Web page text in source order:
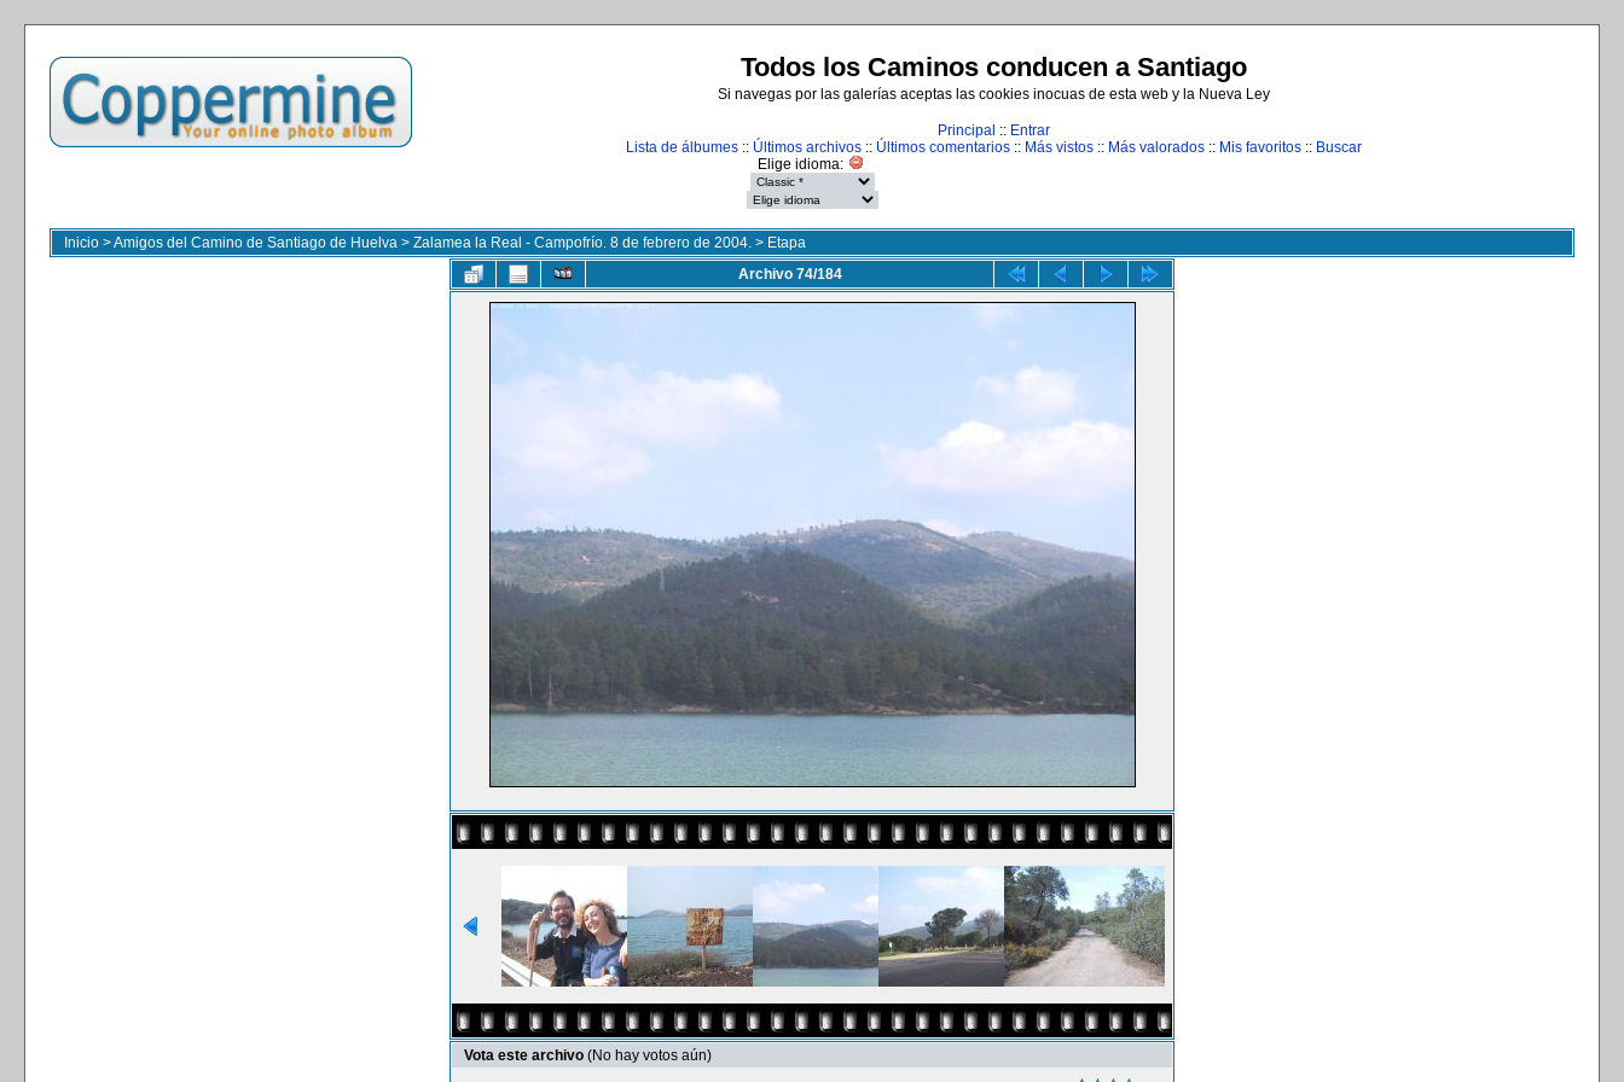
Todos los Caminos conducen a Santiago
Si navegas por las galerías aceptas las cookies inocuas de esta web y la Nueva Ley
Principal :: Entrar
Lista de álbumes:: Últimos archivos:: Últimos comentarios:: Más vistos:: Más valorados:: Mis favoritos:: Buscar
Elige idioma:
Inicio >Amigos del Camino de Santiago de Huelva > Zalamea la Real - Campofrío. 8 de febrero de 2004. > Etapa
Archivo 74/184
Vota este archivo (No hay votos aún)